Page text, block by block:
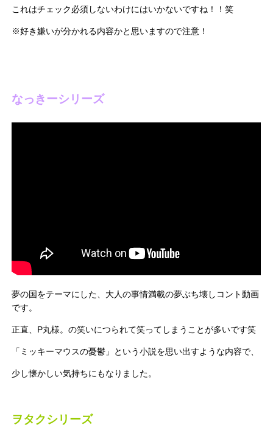
これはチェック必須しないわけにはいかないですね！！笑
※好き嫌いが分かれる内容かと思いますので注意！
なっきーシリーズ
夢の国をテーマにした、大人の事情満載の夢ぶち壊しコント動画
です。
正直、P丸様。の笑いにつられて笑ってしまうことが多いです笑
「ミッキーマウスの憂鬱」という小説を思い出すような内容で、
少し懐かしい気持ちにもなりました。
ヲタクシリーズ